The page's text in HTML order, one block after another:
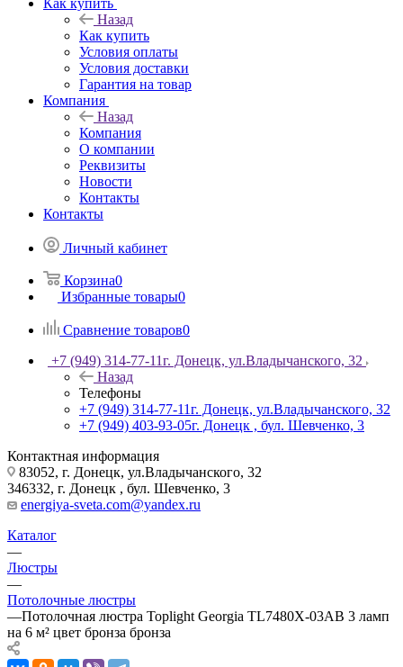
Как купить
Назад
Как купить
Условия оплаты
Условия доставки
Гарантия на товар
Компания
Назад
Компания
О компании
Реквизиты
Новости
Контакты
Контакты
Личный кабинет
Корзина0
Избранные товары0
Сравнение товаров0
+7 (949) 314-77-11г. Донецк, ул.Владычанского, 32
Назад
Телефоны
+7 (949) 314-77-11г. Донецк, ул.Владычанского, 32
+7 (949) 403-93-05г. Донецк , бул. Шевченко, 3
Контактная информация
83052, г. Донецк, ул.Владычанского, 32
346332, г. Донецк , бул. Шевченко, 3
energiya-sveta.com@yandex.ru
Каталог
—
Люстры
—
Потолочные люстры
—Потолочная люстра Toplight Georgia TL7480X-03AB 3 ламп
на 6 м² цвет бронза бронза